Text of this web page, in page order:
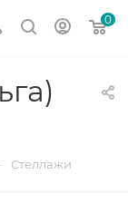
0
Стеллажи